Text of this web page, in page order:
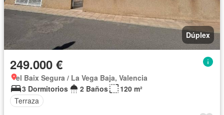
Dúplex
249.000 €
el Baix Segura / La Vega Baja, Valencia
3 Dormitorios
2 Baños
120 m²
Terraza